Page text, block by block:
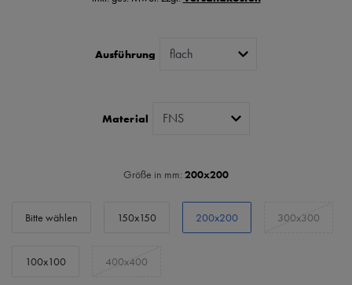
Ausführung
Material
Größe in mm: 200x200
Bitte wählen 150x150 200x200 300x300
100x100 400x400